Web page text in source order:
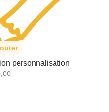
Ajouter
HAPPY BEAR
Couche intérieure en bambou
€